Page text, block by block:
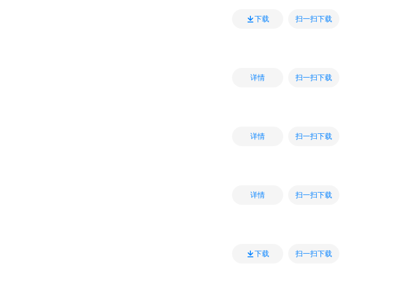
下载 扫一扫下载
详情 扫一扫下载
详情 扫一扫下载
详情 扫一扫下载
下载 扫一扫下载